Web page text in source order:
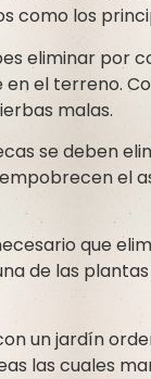
como los
eliminar por
en el terreno.
malas.
se deben
el
que
de las
un jardín
las cuales